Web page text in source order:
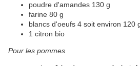
poudre d'amandes 130 g
farine 80 g
blancs d'oeufs 4 soit environ 120
1 citron bio
Pour les pommes